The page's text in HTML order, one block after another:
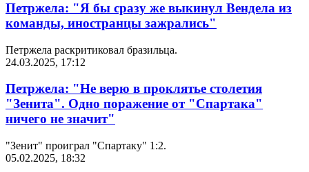
Петржела: "Я бы сразу же выкинул Вендела из
команды, иностранцы зажрались"
Петржела раскритиковал бразильца.
24.03.2025, 17:12
Петржела: "Не верю в проклятье столетия
"Зенита". Одно поражение от "Спартака"
ничего не значит"
"Зенит" проиграл "Спартаку" 1:2.
05.02.2025, 18:32